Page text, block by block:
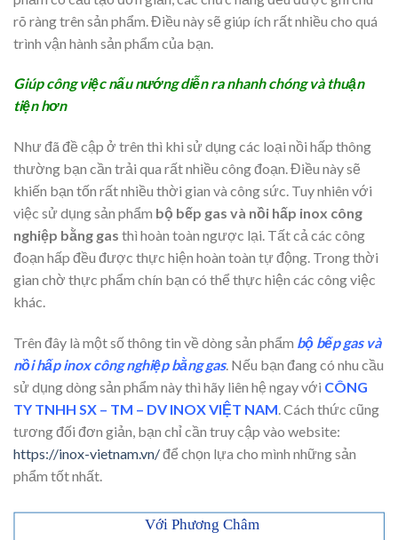
rõ ràng trên sản phẩm. Điều này sẽ giúp ích rất nhiều cho quá
trình vận hành sản phẩm của bạn.
Giúp công việc nấu nướng diễn ra nhanh chóng và thuận
tiện hơn
Như đã đề cập ở trên thì khi sử dụng các loại nồi hấp thông
thường bạn cần trải qua rất nhiều công đoạn. Điều này sẽ
khiến bạn tốn rất nhiều thời gian và công sức. Tuy nhiên với
việc sử dụng sản phẩm bộ bếp gas và nồi hấp inox công
nghiệp bằng gas thì hoàn toàn ngược lại. Tất cả các công
đoạn hấp đều được thực hiện hoàn toàn tự động. Trong thời
gian chờ thực phẩm chín bạn có thể thực hiện các công việc
khác.
Trên đây là một số thông tin về dòng sản phẩm bộ bếp gas và
nồi hấp inox công nghiệp bằng gas. Nếu bạn đang có nhu cầu
sử dụng dòng sản phẩm này thì hãy liên hệ ngay với CÔNG
TY TNHH SX – TM – DV INOX VIỆT NAM. Cách thức cũng
tương đối đơn giản, bạn chỉ cần truy cập vào website:
https://inox-vietnam.vn/để chọn lựa cho mình những sản
phẩm tốt nhất.